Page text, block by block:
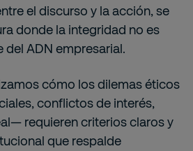
el discurso y la acción, se
donde la integridad no es
ADN empresarial.
cómo los dilemas éticos
conflictos de interés,
requieren criterios claros y
que respalde